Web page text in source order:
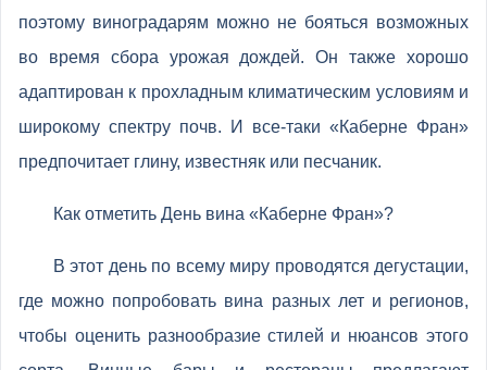
поэтому виноградарям можно не бояться возможных
во время сбора урожая дождей. Он также хорошо
адаптирован к прохладным климатическим условиям и
широкому спектру почв. И все-таки «Каберне Фран»
предпочитает глину, известняк или песчаник.
Как отметить День вина «Каберне Фран»?
В этот день по всему миру проводятся дегустации,
где можно попробовать вина разных лет и регионов,
чтобы оценить разнообразие стилей и нюансов этого